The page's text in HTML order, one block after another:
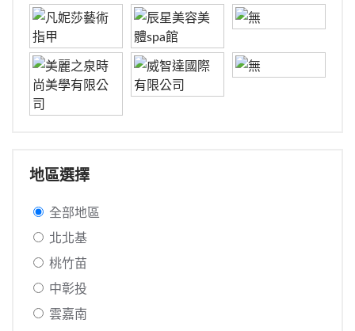
地區選擇
全部地區
北北基
桃竹苗
中彰投
雲嘉南